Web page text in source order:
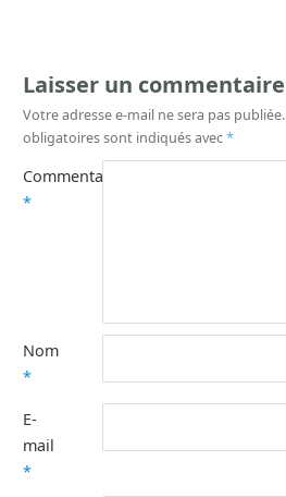
Laisser un commentaire
Votre adresse e-mail ne sera pas publiée.
obligatoires sont indiqués avec*
Commentaire
*
Nom
*
E-
mail
*